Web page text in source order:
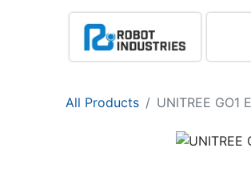
All Products UNITREE GO1